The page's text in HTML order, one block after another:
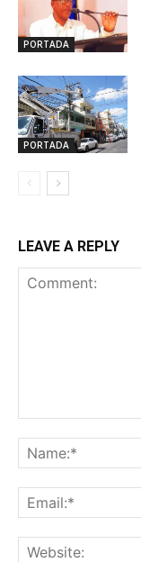
PORTADA
PORTADA
LEAVE A REPLY